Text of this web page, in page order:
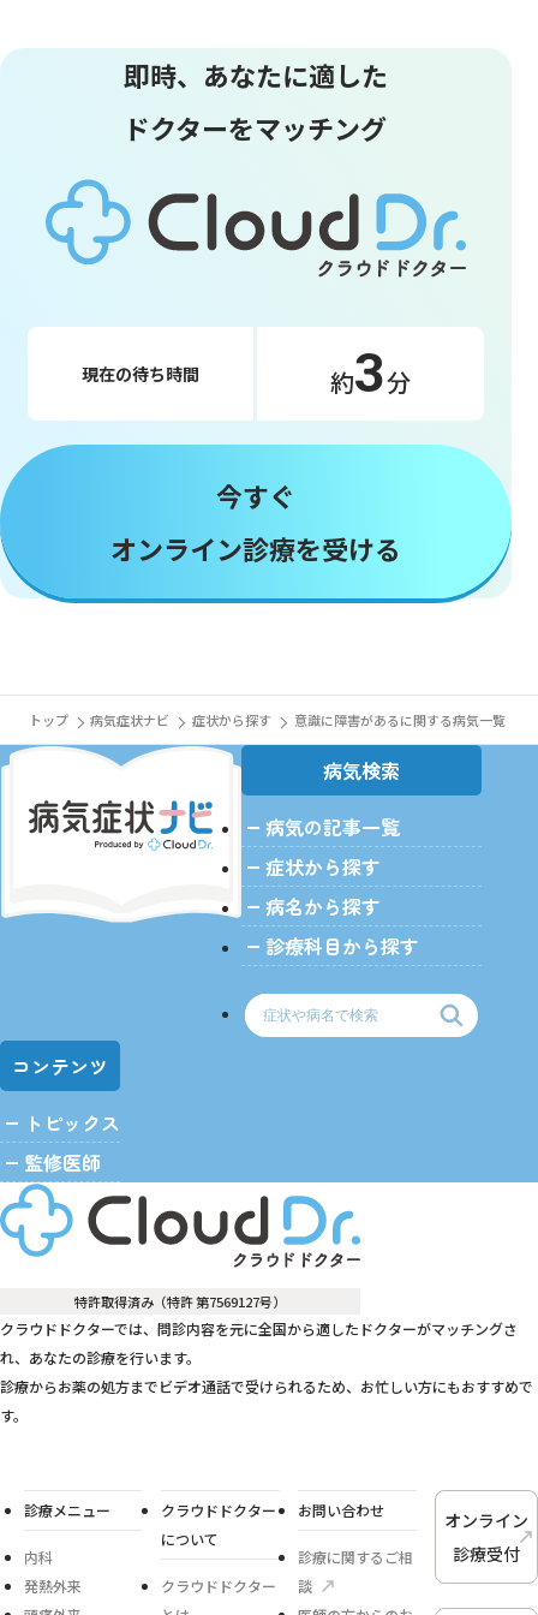
即時、あなたに適した
ドクターをマッチング
現在の待ち時間 約3分
今すぐ
オンライン診療を受ける
トップ 病気症状ナビ 症状から探す 意識に障害があるに関する病気一覧
病気検索
病気の記事一覧
症状から探す
病名から探す
診療科目から探す
コンテンツ
トピックス
監修医師
特許取得済み（特許 第7569127号）
クラウドドクターでは、問診内容を元に全国から適したドクターがマッチングさ
れ、あなたの診療を行います。
診療からお薬の処方までビデオ通話で受けられるため、お忙しい方にもおすすめで
す。
診療メニュー
内科
発熱外来
クラウドドクター
について
クラウドドクター
お問い合わせ
診療に関するご相
談
オンライン
診療受付